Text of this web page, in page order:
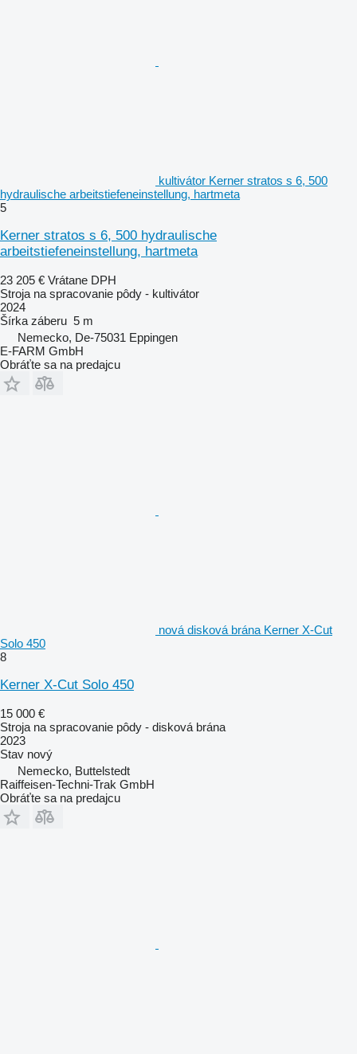
kultivátor Kerner stratos s 6, 500
hydraulische arbeitstiefeneinstellung, hartmeta
5
Kerner stratos s 6, 500 hydraulische
arbeitstiefeneinstellung, hartmeta
23 205 € Vrátane DPH
Stroja na spracovanie pôdy - kultivátor
2024
Šírka záberu 5 m
Nemecko, De-75031 Eppingen
E-FARM GmbH
Obráťte sa na predajcu
nová disková brána Kerner X-Cut
Solo 450
8
Kerner X-Cut Solo 450
15 000 €
Stroja na spracovanie pôdy - disková brána
2023
Stav nový
Nemecko, Buttelstedt
Raiffeisen-Techni-Trak GmbH
Obráťte sa na predajcu